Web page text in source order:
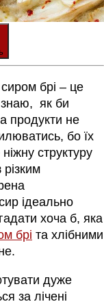
брі – це
знаю, як би
продукти не
бо їх
структуру
ідеально
хоча б, яка
брі та хлібними
дуже
за лічені